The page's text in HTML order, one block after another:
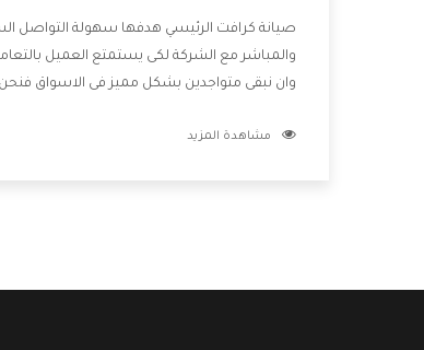
صيانة كرافت الرئيسي هدفها سهولة التواصل
والمباشر مع الشركة لكى يستمتع العميل
وان نبقى متواجدين بشكل مميز فى الاسواق
بالخدمات التى تنفرد الشركة بها والتى تكون منها
مشاهدة المزيد